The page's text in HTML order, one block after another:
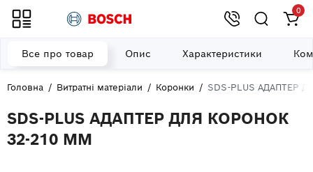
0
Головна Витратні матеріали Коронки SDS-PLUS АДАПТЕР
SDS-PLUS АДАПТЕР ДЛЯ КОРОНОК
32-210 ММ
Все про товар Опис Характеристики